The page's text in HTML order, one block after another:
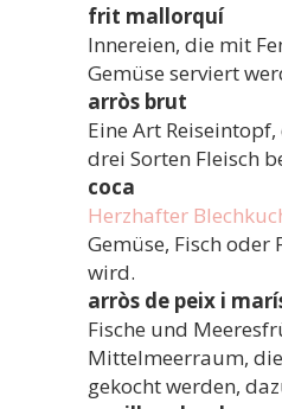
frit mallorquí
Innereien, die mit
Gemüse serviert
arròs brut
Eine Art
drei Sorten Fleisch
coca
Herzhafter
Gemüse, Fisch oder
wird.
arròs de peix i
Fische und
Mittelmeerraum,
gekocht werden,